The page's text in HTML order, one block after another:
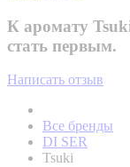
К аромату
стать первым.
Написать отзыв
Все бренды
DI SER
Tsuki